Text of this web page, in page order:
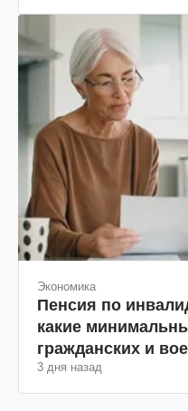
Экономика
Пенсия по
какие
гражданских и
3 дня назад